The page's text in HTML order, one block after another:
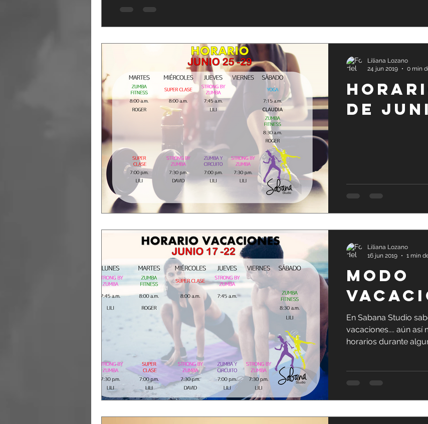
DE
Liliana Lozano
24 jun 2019
0 min
MODO
En Sabana Studio
vacaciones.... aún
horarios durante
Liliana Lozano
16 jun 2019
1 min